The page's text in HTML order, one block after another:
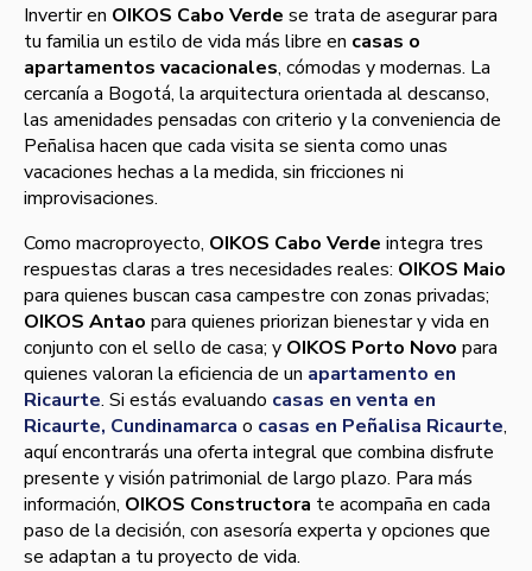
Invertir en OIKOS Cabo Verde se trata de asegurar para
tu familia un estilo de vida más libre en casas o
apartamentos vacacionales, cómodas y modernas. La
cercanía a Bogotá, la arquitectura orientada al descanso,
las amenidades pensadas con criterio y la conveniencia de
Peñalisa hacen que cada visita se sienta como unas
vacaciones hechas a la medida, sin fricciones ni
improvisaciones.
Como macroproyecto, OIKOS Cabo Verde integra tres
respuestas claras a tres necesidades reales: OIKOS Maio
para quienes buscan casa campestre con zonas privadas;
OIKOS Antao para quienes priorizan bienestar y vida en
conjunto con el sello de casa; y OIKOS Porto Novo para
quienes valoran la eficiencia de un apartamento en
Ricaurte. Si estás evaluando casas en venta en
Ricaurte, Cundinamarca o casas en Peñalisa Ricaurte,
aquí encontrarás una oferta integral que combina disfrute
presente y visión patrimonial de largo plazo. Para más
información, OIKOS Constructora te acompaña en cada
paso de la decisión, con asesoría experta y opciones que
se adaptan a tu proyecto de vida.